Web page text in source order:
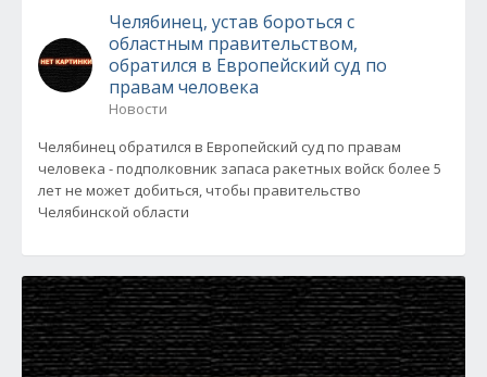
Челябинец, устав бороться с
областным правительством,
обратился в Европейский суд по
правам человека
Новости
Челябинец обратился в Европейский суд по правам
человека - подполковник запаса ракетных войск более 5
лет не может добиться, чтобы правительство
Челябинской области